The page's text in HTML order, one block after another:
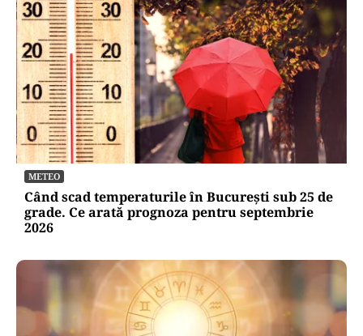
METEO
Când scad temperaturile în București sub 25 de
grade. Ce arată prognoza pentru septembrie
2026